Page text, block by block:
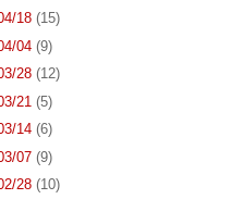
18 (15)
04 (9)
28 (12)
21 (5)
14 (6)
07 (9)
28 (10)